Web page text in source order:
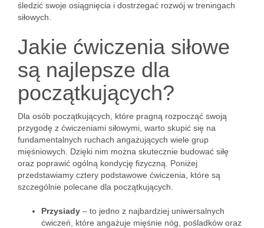
śledzić swoje osiągnięcia i dostrzegać rozwój w treningach
siłowych.
Jakie ćwiczenia siłowe
są najlepsze dla
początkujących?
Dla osób początkujących, które pragną rozpocząć swoją
przygodę z ćwiczeniami siłowymi, warto skupić się na
fundamentalnych ruchach angażujących wiele grup
mięśniowych. Dzięki nim można skutecznie budować siłę
oraz poprawić ogólną kondycję fizyczną. Poniżej
przedstawiamy cztery podstawowe ćwiczenia, które są
szczególnie polecane dla początkujących.
Przysiady – to jedno z najbardziej uniwersalnych
ćwiczeń, które angażuje mięśnie nóg, pośladków oraz